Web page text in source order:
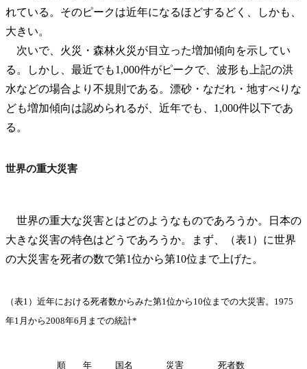
れている。そのピークは近年になるほどするどく、しかも、
大きい。
次いで、火災・森林火災が目立った増加傾向を示してい
る。しかし、最近でも1,000件がピークで、波形も上記の洪
水などの場合より不規則である。漂砂・なだれ・地すべりな
ども増加傾向は認められるが、近年でも、1,000件以下であ
る。
世界の重大災害
世界の重大な災害とはどのようなものであろうか。日本の
大きな災害の特色はどうであろうか。まず、（表1）に世界
の大災害を死者の数で第1位から第10位まで上げた。
（表1）近年における死者数からみた第1位から10位までの大災害。1975
年1月から2008年6月までの統計*
順
年 国名 災害 死者数